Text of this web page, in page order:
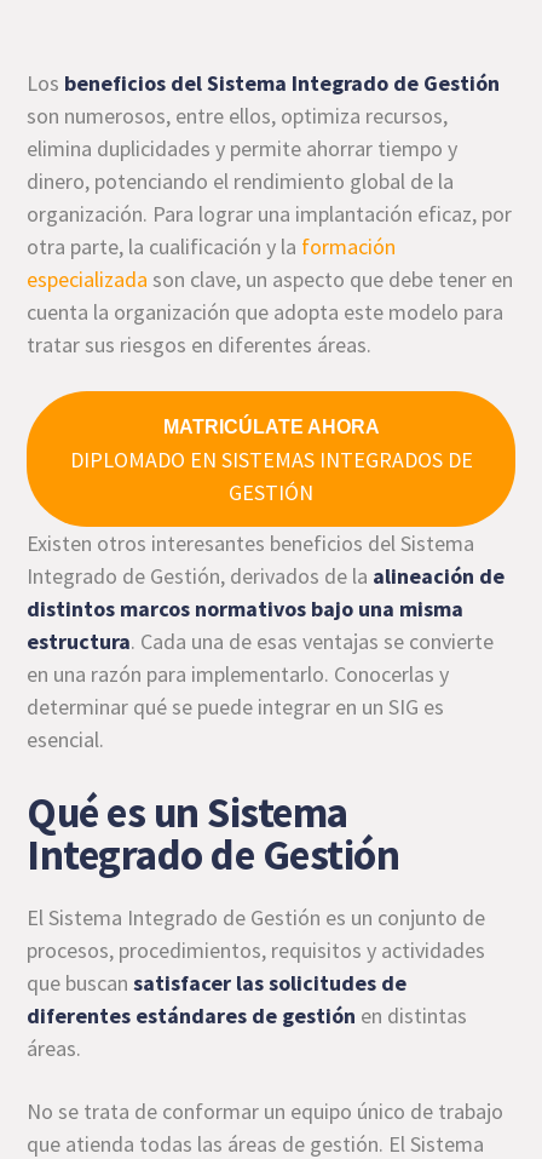
Los beneficios del Sistema Integrado de Gestión
son numerosos, entre ellos, optimiza recursos,
elimina duplicidades y permite ahorrar tiempo y
dinero, potenciando el rendimiento global de la
organización. Para lograr una implantación eficaz, por
otra parte, la cualificación y la formación
especializada son clave, un aspecto que debe tener en
cuenta la organización que adopta este modelo para
tratar sus riesgos en diferentes áreas.
MATRICÚLATE AHORA
DIPLOMADO EN SISTEMAS INTEGRADOS DE
GESTIÓN
Existen otros interesantes beneficios del Sistema
Integrado de Gestión, derivados de la alineación de
distintos marcos normativos bajo una misma
estructura. Cada una de esas ventajas se convierte
en una razón para implementarlo. Conocerlas y
determinar qué se puede integrar en un SIG es
esencial.
Qué es un Sistema
Integrado de Gestión
El Sistema Integrado de Gestión es un conjunto de
procesos, procedimientos, requisitos y actividades
que buscansatisfacer las solicitudes de
diferentes estándares de gestión en distintas
áreas.
No se trata de conformar un equipo único de trabajo
que atienda todas las áreas de gestión. El Sistema